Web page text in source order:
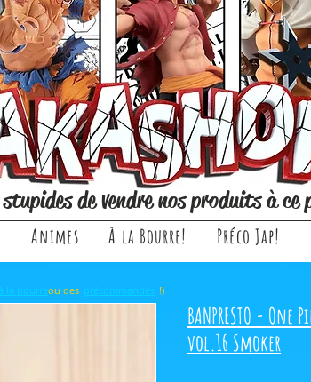
de vendre nos produits à ce
Animes À la Bourre! Préco Jap!
BANPRESTO -
vol.16 Smoker
de la section ou des !)
à la bourre précommandes